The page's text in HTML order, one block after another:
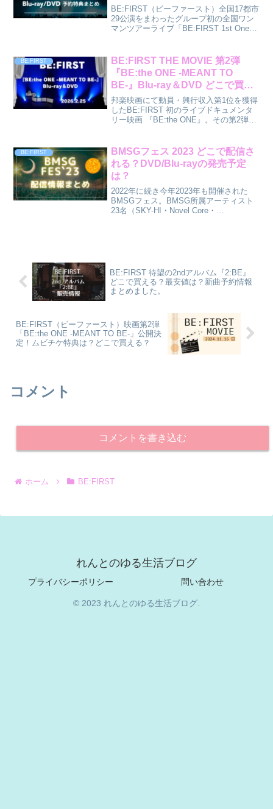
こ？
BE:FIRST（ビーファースト）全国17都市
29公演をまわったグループ初の全国ワン
マンツアーライブ「BE:FIRST 1st One
2023.1...
BE:FIRST
BE:FIRST THE MOVIE 第2弾
『BE:the ONE -MEANT TO
BE-』Blu-ray＆DVD どこで買え
る？特典は？
邦楽映画にて動員・興行収入第1位を獲得
したBE:FIRST 初のライブドキュメンタ
リー映画 『BE:the ONE』。その第2弾と
日...
BE:FIRST
BMSGフェス 2023 どこで配信さ
れる？DVD/Blu-rayの発売予定
は？
2022年に続き今年2023年も開催された
BMSGフェス。BMSG所属アーティスト
23名（SKY-HI・Novel Core・
BE:FIRST 待望の2ndアルバム『2:BE』
どこで買える？最安値は？新曲予約情報
まとめました。
BE:FIRST（ビーファースト）映画第2弾
「BE:the ONE -MEANT TO BE-」公開決
定！ムビチケ特典は？どこで買える？
コメント
コメントを書き込む
ホーム BE:FIRST
れんとのゆる生活ブログ
プライバシーポリシー 問い合わせ
© 2023 れんとのゆる生活ブログ.